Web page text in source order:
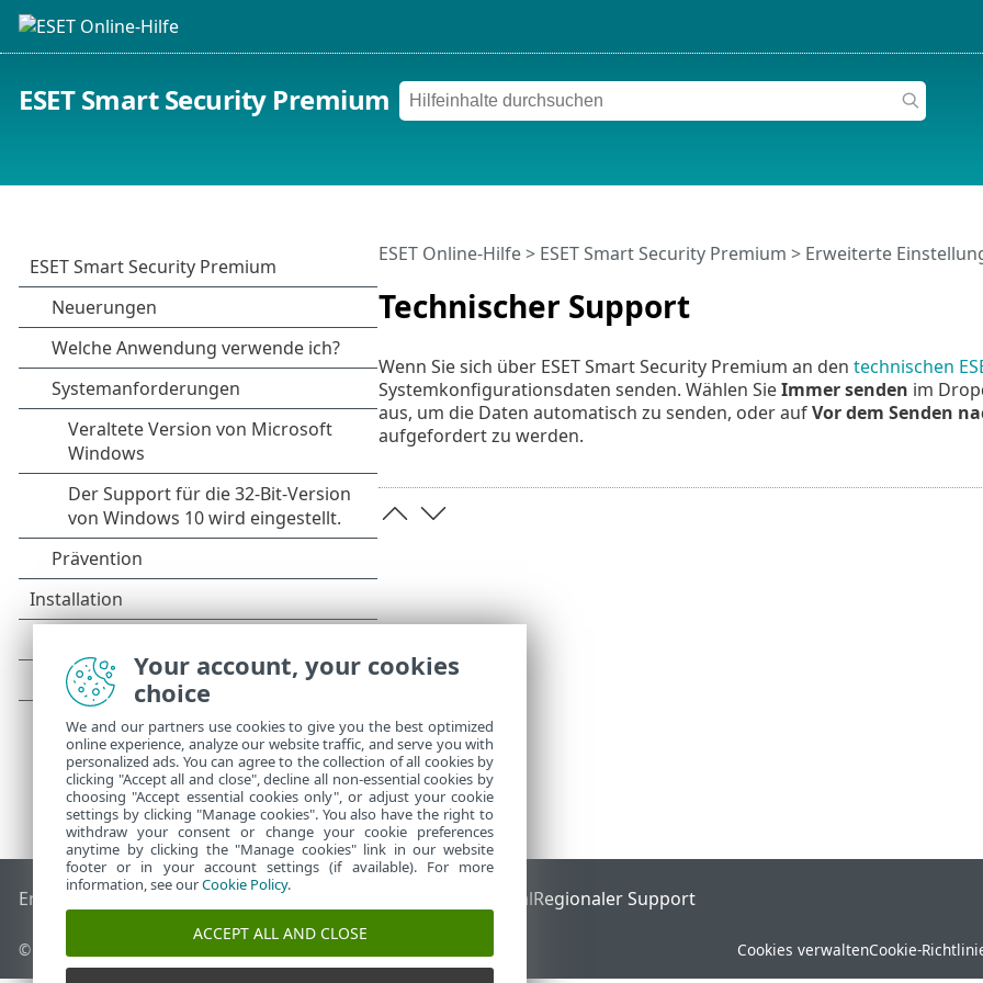
ESET Smart Security Premium
Technischer Support
ESET Online-Hilfe> ESET Smart Security Premium > Erweiterte
Wenn Sie sich über ESET Smart Security Premium an den technischen
Systemkonfigurationsdaten senden. Wählen SieImmer senden im
aus, um die Daten automatisch zu senden, oder aufVor dem Senden
aufgefordert zu werden.
End of Life ESET KnowledgebaseESET-Forum ESET Status PortalRegionaler Support
© 1992 - 2026 ESET, spol. s r. o. - Alle Rechte vorbehalten. Cookies verwaltenCookie-
Your account, your cookies
choice
We and our partners use cookies to give you the best optimized
online experience, analyze our website traffic, and serve you with
personalized ads. You can agree to the collection of all cookies by
clicking "Accept all and close", decline all non-essential cookies by
choosing "Accept essential cookies only", or adjust your cookie
settings by clicking "Manage cookies". You also have the right to
withdraw your consent or change your cookie preferences
anytime by clicking the "Manage cookies" link in our website
footer or in your account settings (if available). For more
information, see ourCookie Policy.
ACCEPT ALL AND CLOSE